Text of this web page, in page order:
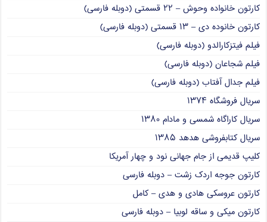
کارتون خانواده وحوش – ۲۲ قسمتی (دوبله فارسی)
کارتون خانوده دی – ۱۳ قسمتی (دوبله فارسی)
فیلم فیتزکارالدو (دوبله فارسی)
فیلم شجاعان (دوبله فارسی)
فیلم جدال آفتاب (دوبله فارسی)
سریال فروشگاه ۱۳۷۴
سریال کاراگاه شمسی و مادام ۱۳۸۰
سریال کتابفروشی هدهد ۱۳۸۵
کلیپ قدیمی از جام جهانی نود و چهار آمریکا
کارتون جوجه اردک زشت – دوبله فارسی
کارتون عروسکی هادی و هدی – کامل
کارتون میکی و ساقه لوبیا – دوبله فارسی